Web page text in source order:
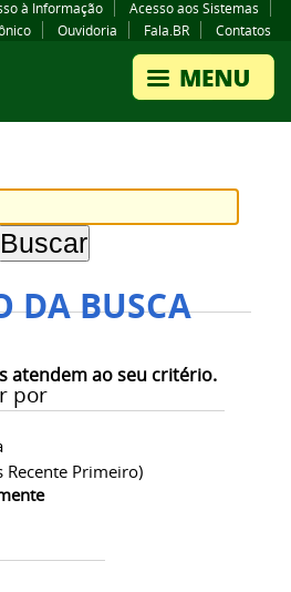
à Informação
Acesso aos Sistemas
Ouvidoria Fala.BR Contatos
DA BUSCA
atendem ao seu critério.
por
Recente Primeiro)
o curso
Napne
02h40
de inclusão
de ensino